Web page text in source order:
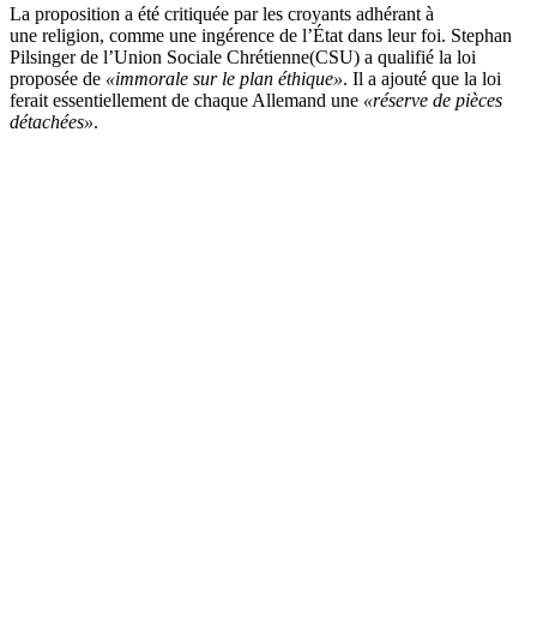
La proposition a été critiquée par les croyants adhérant à
une religion, comme une ingérence de l’État dans leur foi. Stephan
Pilsinger de l’Union Sociale Chrétienne(CSU) a qualifié la loi
proposée de «immorale sur le plan éthique». Il a ajouté que la loi
ferait essentiellement de chaque Allemand une «réserve de pièces
détachées».